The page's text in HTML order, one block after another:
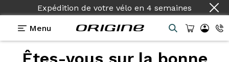
Expédition de votre vélo en 4 semaines
Menu
Présentation